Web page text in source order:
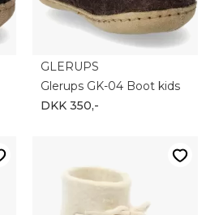
GLERUPS
Glerups GK-04 Boot kids
DKK 350,-